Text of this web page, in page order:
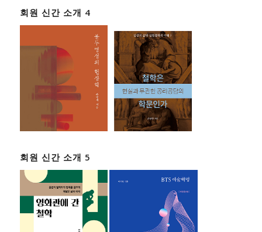
회원 신간 소개 4
회원 신간 소개 5